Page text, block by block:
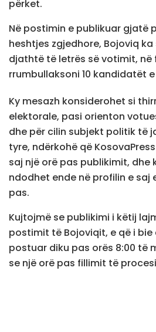
përket.
Në postimin e publikuar gjatë
heshtjes zgjedhore, Bojoviq ka
djathtë të letrës së votimit, në
rrumbullaksoni 10 kandidatët e
Ky mesazh konsiderohet si
elektorale, pasi orienton
dhe për cilin subjekt politik të
tyre, ndërkohë që
saj një orë pas publikimit, dhe
ndodhet ende në profilin e saj
pas.
Kujtojmë se publikimi i këtij
postimit të Bojoviqit, e që i
postuar diku pas orës 8:00 të
se një orë pas fillimit të